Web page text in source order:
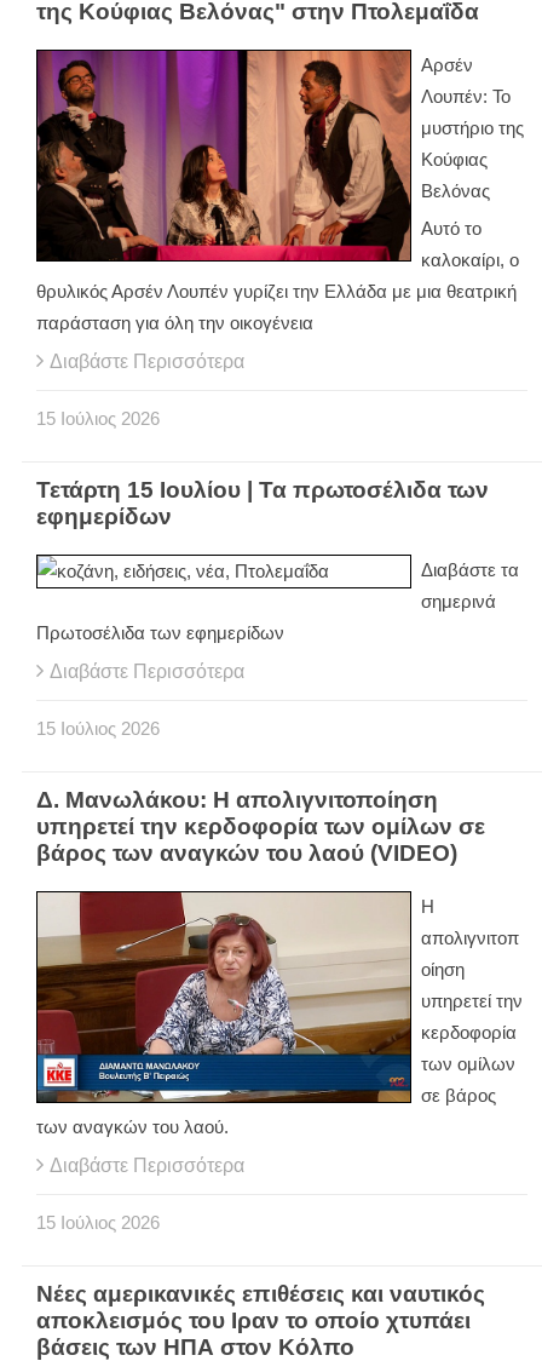
της Κούφιας Βελόνας" στην Πτολεμαΐδα
Αρσέν
Λουπέν: Το
μυστήριο της
Κούφιας
Βελόνας
Αυτό το
καλοκαίρι, ο
θρυλικός Αρσέν Λουπέν γυρίζει την Ελλάδα με μια θεατρική
παράσταση για όλη την οικογένεια
Διαβάστε Περισσότερα
15 Ιούλιος 2026
Τετάρτη 15 Ιουλίου | Τα πρωτοσέλιδα των
εφημερίδων
Διαβάστε τα
σημερινά
Πρωτοσέλιδα των εφημερίδων
Διαβάστε Περισσότερα
15 Ιούλιος 2026
Δ. Μανωλάκου: Η απολιγνιτοποίηση
υπηρετεί την κερδοφορία των ομίλων σε
βάρος των αναγκών του λαού (VIDEO)
Η
απολιγνιτοπ
οίηση
υπηρετεί την
κερδοφορία
των ομίλων
σε βάρος
των αναγκών του λαού.
Διαβάστε Περισσότερα
15 Ιούλιος 2026
Νέες αμερικανικές επιθέσεις και ναυτικός
αποκλεισμός του Ιραν το οποίο χτυπάει
βάσεις των ΗΠΑ στον Κόλπο